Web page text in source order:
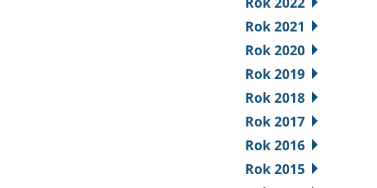
Rok 2021
Rok 2020
Rok 2019
Rok 2018
Rok 2017
Rok 2016
Rok 2015